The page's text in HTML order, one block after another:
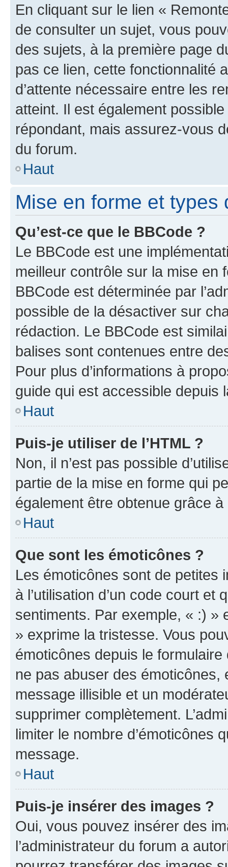
En cliquant sur le lien «
de consulter un sujet, vous
des sujets, à la première page
pas ce lien, cette fonctionnalité
d’attente nécessaire entre les
atteint. Il est également
répondant, mais assurez-vous
du forum.
Haut
Mise en forme et types
Qu’est-ce que le BBCode ?
Le BBCode est une
meilleur contrôle sur la mise en
BBCode est déterminée par
possible de la désactiver sur
rédaction. Le BBCode est
balises sont contenues entre
Pour plus d’informations à
guide qui est accessible depuis
Haut
Puis-je utiliser de l’HTML ?
Non, il n’est pas possible
partie de la mise en forme qui
également être obtenue grâce à
Haut
Que sont les émoticônes ?
Les émoticônes sont de petites
à l’utilisation d’un code court et
sentiments. Par exemple, « :) »
» exprime la tristesse. Vous
émoticônes depuis le
ne pas abuser des
message illisible et un
supprimer complètement.
limiter le nombre d’émoticônes
message.
Haut
Puis-je insérer des images ?
Oui, vous pouvez insérer des
l’administrateur du forum a